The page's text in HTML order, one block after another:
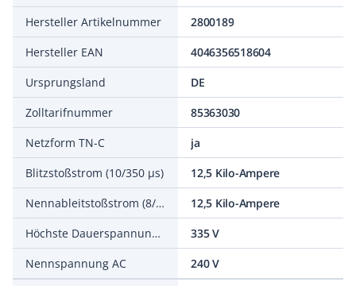
Hersteller Artikelnummer
2800189
Hersteller EAN
4046356518604
Ursprungsland
DE
Zolltarifnummer
85363030
Netzform TN-C
ja
Blitzstoßstrom (10/350 µs)
12,5 Kilo-Ampere
Nennableitstoßstrom (8/20)
12,5 Kilo-Ampere
Höchste Dauerspannung AC
335 V
Nennspannung AC
240 V